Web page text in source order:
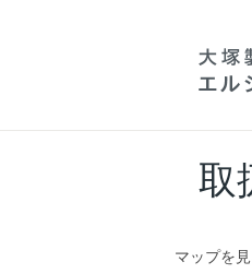
取
マップを